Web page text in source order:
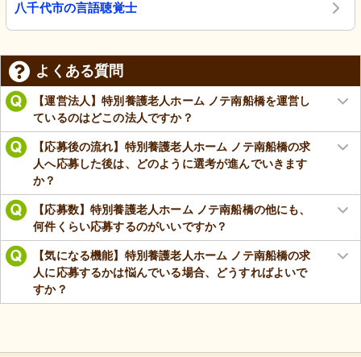
八千代市の言語聴覚士
よくある質問
【運営法人】特別養護老人ホーム ノテ南船橋を運営し
ているのはどこの法人ですか？
【応募後の流れ】特別養護老人ホーム ノテ南船橋の求
人へ応募した後は、どのように選考が進んでいきます
か？
【応募数】特別養護老人ホーム ノテ南船橋の他にも、
何件くらい応募するのがいいですか？
【気になる機能】特別養護老人ホーム ノテ南船橋の求
人に応募するかは悩んでいる場合、どうすればよいで
すか？